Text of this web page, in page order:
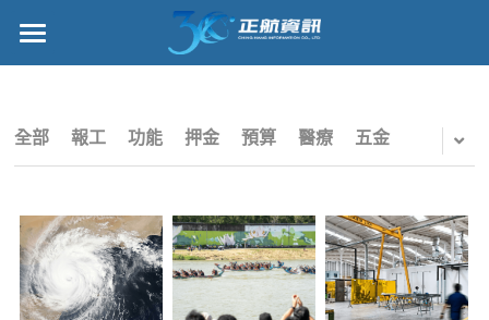
正航首頁
數位轉型
標竿客戶
詢問/採購
全部 報工 功能 押金 預算 醫療 五金
部落格分類
五金
財務
電子商務